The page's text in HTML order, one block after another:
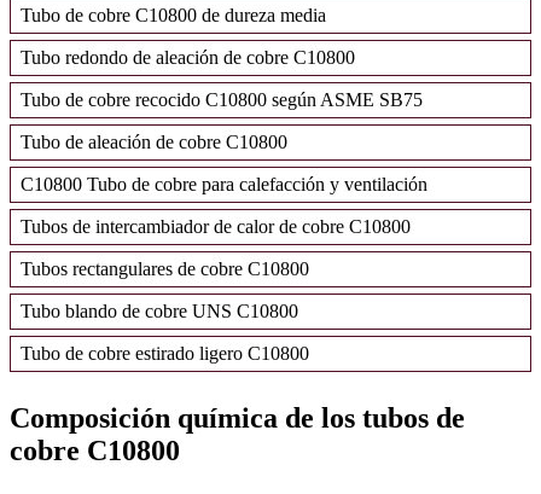
Tubo de cobre C10800 de dureza media
Tubo redondo de aleación de cobre C10800
Tubo de cobre recocido C10800 según ASME SB75
Tubo de aleación de cobre C10800
C10800 Tubo de cobre para calefacción y ventilación
Tubos de intercambiador de calor de cobre C10800
Tubos rectangulares de cobre C10800
Tubo blando de cobre UNS C10800
Tubo de cobre estirado ligero C10800
Composición química de los tubos de
cobre C10800